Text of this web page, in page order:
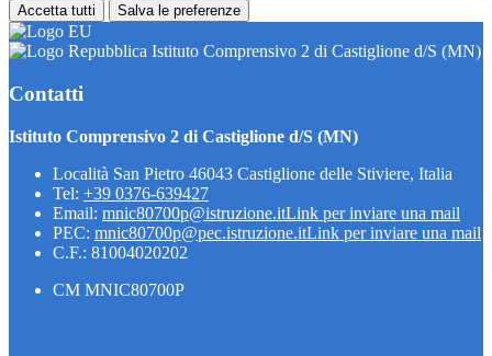
Accetta tutti Salva le preferenze
Istituto Comprensivo 2 di Castiglione d/S (MN)
Contatti
Istituto Comprensivo 2 di Castiglione d/S (MN)
Località San Pietro 46043 Castiglione delle Stiviere, Italia
Tel: +39 0376-639427
Email: mnic80700p@istruzione.itLink per inviare una mail
PEC: mnic80700p@pec.istruzione.itLink per inviare una mail
C.F.: 81004020202
CM MNIC80700P